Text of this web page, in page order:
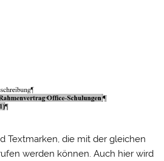
Textmarken, die mit der gleichen
werden können. Auch hier wird